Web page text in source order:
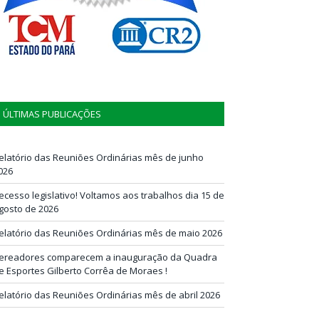
ÚLTIMAS PUBLICAÇÕES
das Reuniões Ordinárias mês de junho
legislativo! Voltamos aos trabalhos dia 15 de
de 2026
das Reuniões Ordinárias mês de maio 2026
comparecem a inauguração da Quadra
Esportes Gilberto Corrêa de Moraes !
das Reuniões Ordinárias mês de abril 2026